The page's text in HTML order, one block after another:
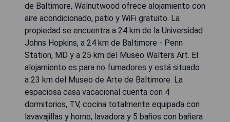
de Baltimore, Walnutwood ofrece alojamiento con
aire acondicionado, patio y WiFi gratuito. La
propiedad se encuentra a 24 km de la Universidad
Johns Hopkins, a 24 km de Baltimore - Penn
Station, MD y a 25 km del Museo Walters Art. El
alojamiento es para no fumadores y está situado
a 23 km del Museo de Arte de Baltimore. La
espaciosa casa vacacional cuenta con 4
dormitorios, TV, cocina totalmente equipada con
lavavajillas y horno, lavadora y 5 baños con bañera